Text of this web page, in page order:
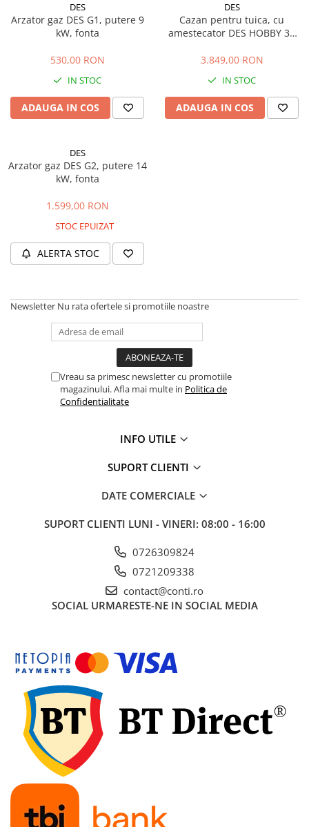
DES
Arzator gaz DES G1, putere 9
kW, fonta
530,00 RON
IN STOC
ADAUGA IN COS
DES
Cazan pentru tuica, cu
amestecator DES HOBBY 35
solid
3.849,00 RON
IN STOC
ADAUGA IN COS
DES
Arzator gaz DES G2, putere 14
kW, fonta
1.599,00 RON
STOC EPUIZAT
ALERTA STOC
Newsletter Nu rata ofertele si promotiile noastre
Vreau sa primesc newsletter cu promotiile
magazinului. Afla mai multe in Politica de
Confidentialitate
INFO UTILE
SUPORT CLIENTI
DATE COMERCIALE
SUPORT CLIENTI LUNI - VINERI: 08:00 - 16:00
0726309824
0721209338
contact@conti.ro
SOCIAL URMARESTE-NE IN SOCIAL MEDIA